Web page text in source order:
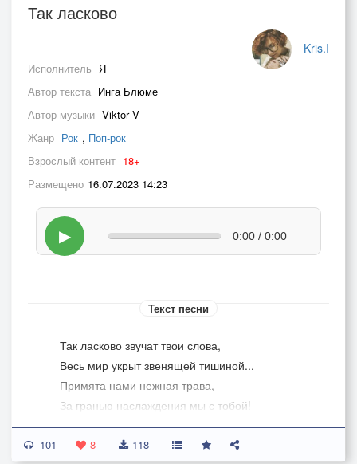
Так ласково
Kris.I
Исполнитель Я
Автор текста Инга Блюме
Автор музыки Viktor V
Жанр Рок , Поп-рок
Взрослый контент 18+
Размещено 16.07.2023 14:23
▶ 0:00 / 0:00
Текст песни
Так ласково звучат твои слова,
Весь мир укрыт звенящей тишиной...
Примята нами нежная трава,
За гранью наслаждения мы с тобой!
Не существует ничего для нас
101 8 118